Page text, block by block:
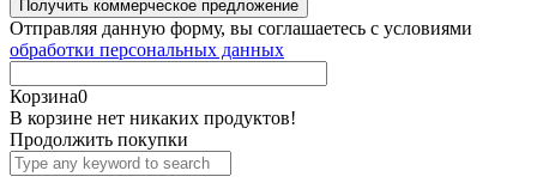
Отправляя данную форму, вы соглашаетесь с условиями
обработки персональных данных
Корзина0
В корзине нет никаких продуктов!
Продолжить покупки